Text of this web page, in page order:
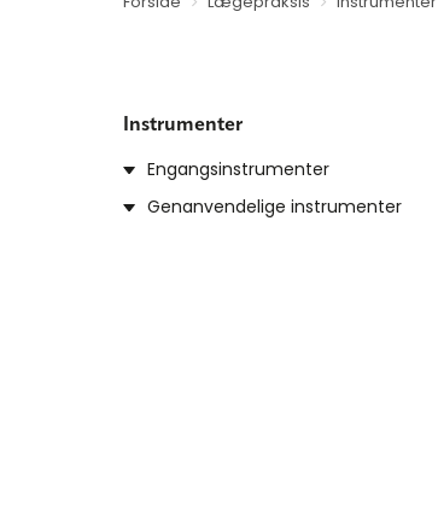
Instrumenter
Engangsinstrumenter
Genanvendelige instrumenter